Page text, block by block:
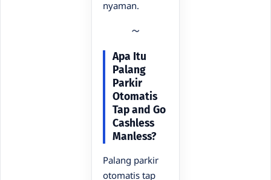
nyaman.
Apa Itu
Palang
Parkir
Otomatis
Tap and Go
Cashless
Manless?
Palang parkir
otomatis tap